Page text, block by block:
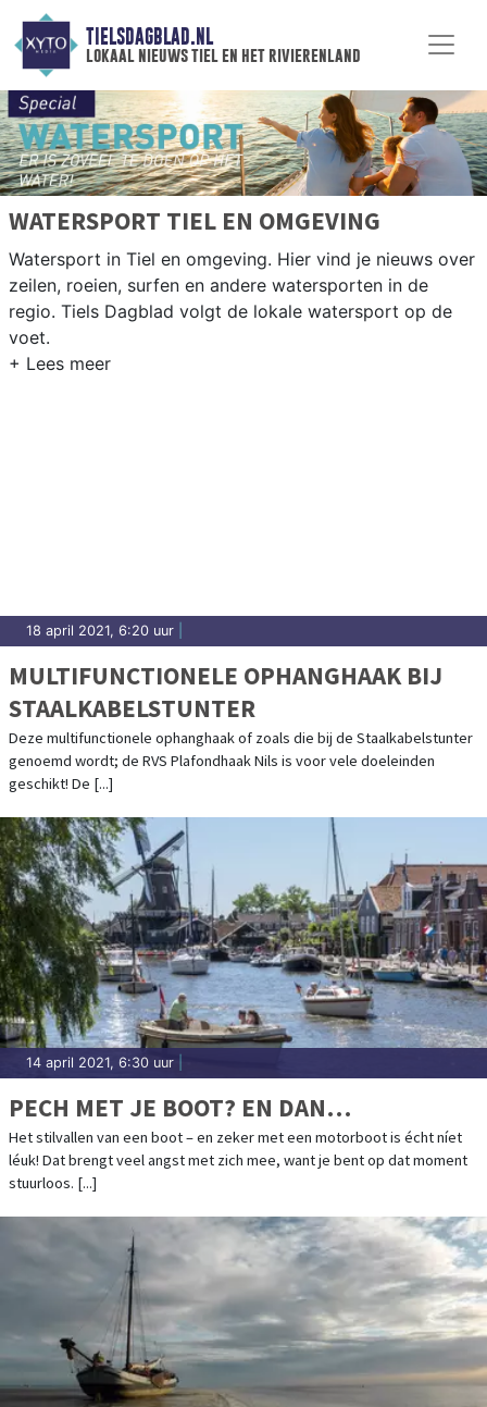
TIELSDAGBLAD.NL
lokaal nieuws tiel en het rivierenland
WATERSPORT TIEL EN OMGEVING
Watersport in Tiel en omgeving. Hier vind je nieuws over
zeilen, roeien, surfen en andere watersporten in de
regio. Tiels Dagblad volgt de lokale watersport op de
voet.
18 april 2021, 6:20 uur
MULTIFUNCTIONELE OPHANGHAAK BIJ
STAALKABELSTUNTER
Deze multifunctionele ophanghaak of zoals die bij de Staalkabelstunter
genoemd wordt; de RVS Plafondhaak Nils is voor vele doeleinden
geschikt! De [...]
14 april 2021, 6:30 uur
PECH MET JE BOOT? EN DAN…
Het stilvallen van een boot – en zeker met een motorboot is écht níet
léuk! Dat brengt veel angst met zich mee, want je bent op dat moment
stuurloos. [...]